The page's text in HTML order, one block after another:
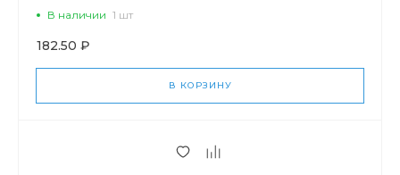
В наличии 1 шт
182.50 ₽
В КОРЗИНУ